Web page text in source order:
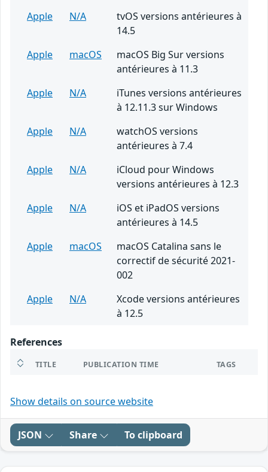
Apple
N/A
tvOS versions antérieures à
14.5
Apple
macOS
macOS Big Sur versions
antérieures à 11.3
Apple
N/A
iTunes versions antérieures
à 12.11.3 sur Windows
Apple
N/A
watchOS versions
antérieures à 7.4
Apple
N/A
iCloud pour Windows
versions antérieures à 12.3
Apple
N/A
iOS et iPadOS versions
antérieures à 14.5
Apple
macOS
macOS Catalina sans le
correctif de sécurité 2021-
002
Apple
N/A
Xcode versions antérieures
à 12.5
References
TITLE PUBLICATION TIME TAGS
Show details on source website
JSON Share To clipboard